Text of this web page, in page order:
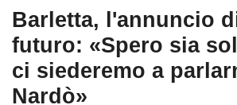
Barletta, l'annuncio
futuro: «Spero sia
ci siederemo a
Nardò»